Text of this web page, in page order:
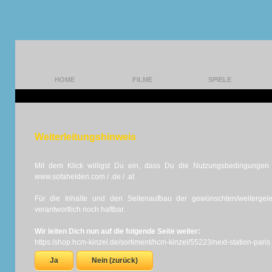
HOME FILME SPIELE
Weiterleitungshinweis
Mit dem Klick willigst Du ein, dass Du die
www.sofahelden.com / .de / .at
Für die Inhalte und den Seitenaufbau der gewünschten/
verantwortlich noch haftbar.
Wir leiten Dich nun auf die folgende Seite weiter:
https:/shop.hcm-kinzel.de/sortiment/hcm-kinzel/55223/next-station-paris
Ja Nein (zurück)